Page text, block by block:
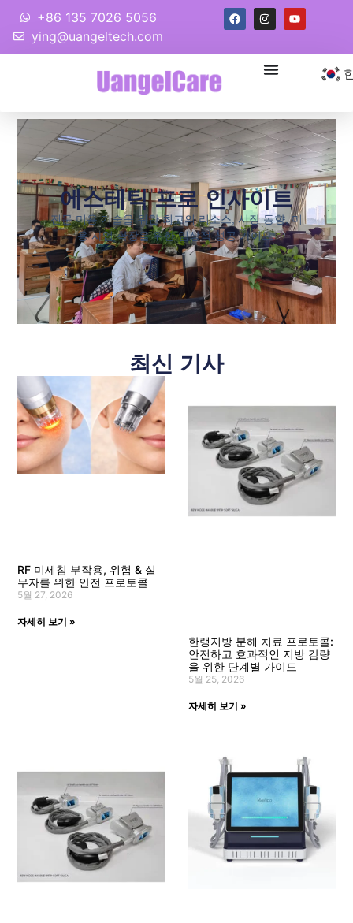
+86 135 7026 5056
ying@uangeltech.com
에스테틱 프로 인사이트
전문 미용 기술을 위한 최고의 리소스, 시장 동향, 미
용 사업 확장을 위한 임상적 성공 가이드.
최신 기사
RF 미세침 부작용, 위험 & 실
무자를 위한 안전 프로토콜
5월 27, 2026
자세히 보기 »
한랭지방 분해 치료 프로토콜:
안전하고 효과적인 지방 감량
을 위한 단계별 가이드
5월 25, 2026
자세히 보기 »